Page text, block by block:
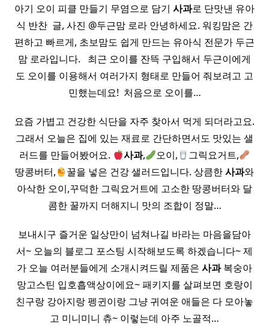
아기 오이 피클 만들기 무염으로 담기 사과로 단맛낸 유아
식 반찬 ​ 글, 사진 @두근맘 로라 안녕하세요. 워킹맘은 간
편하고 빠르게, 초보맘도 쉽게 만드는 유아식 전문가 두근
맘 로라입니다. ​ ​ 최근 오이를 잔뜩 구입해서 두근이에게
도 오이를 이용해서 여러가지 형태로 만들어 줘보려고 고
민했는데요! ​ 처음으로 오이를…
요즘 가볍고 건강한 식단을 자주 찾아서 먹게 되더라고요.
그래서 오늘은 집에 있는 재료로 간단하면서도 맛있는 샐
러드를 만들어봤어요.
사과, 오이,
그릭요거트,
땅콩버터,
꿀을 넣은 건강 샐러드입니다. 상큼한사과와
아삭한 오이,꾸덕한 그릭요거트에 고소한 땅콩버터와 달
콤한 꿀까지 더해지니 맛의 조합이 정말…
보내시구 즐거운 일상만이 넘쳐나길 바라는 마음을담아
서~ 오늘의 블로그 포스팅 시작해보도록 하겠습니다~ 제
가 오늘 여러분들에게 소개시켜드릴 제품은 사과복숭아
망고스틴 입호흡액상이에요~ 패키지를 살펴보면 호랑이
친구랑 강아지랑 펭귄이랑 그냥 귀여운 애들은 다 모아놓
고 미니미니 츄~ 이렇는데 아주 노골적…